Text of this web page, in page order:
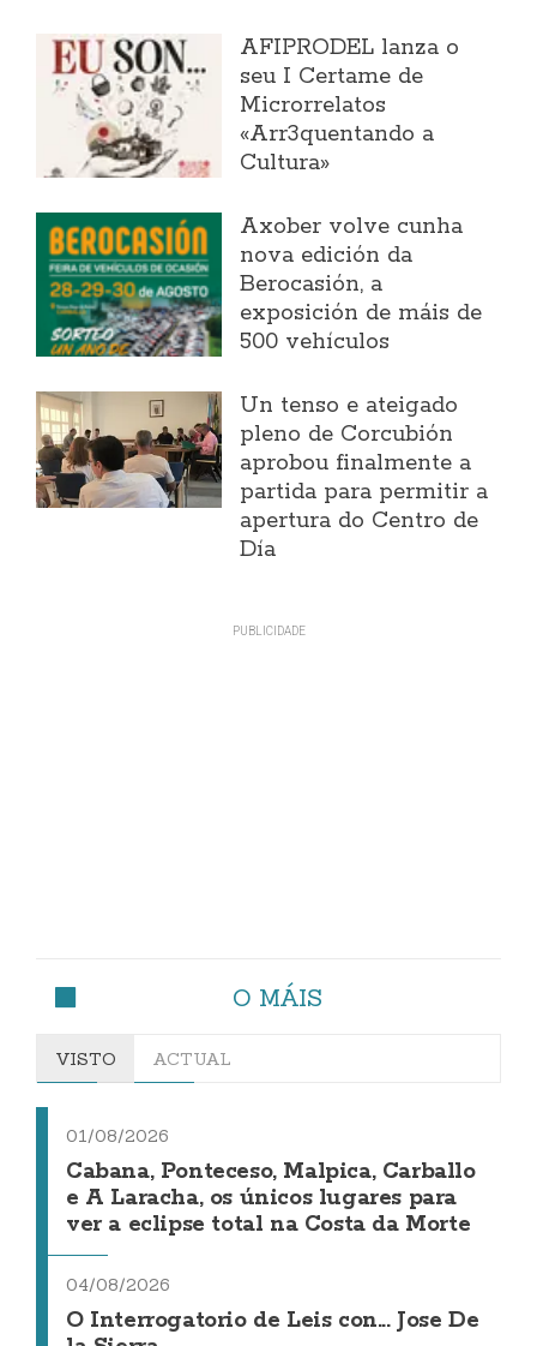
AFIPRODEL lanza o
seu I Certame de
Microrrelatos
«Arr3quentando a
Cultura»
Axober volve cunha
nova edición da
Berocasión, a
exposición de máis de
500 vehículos
Un tenso e ateigado
pleno de Corcubión
aprobou finalmente a
partida para permitir a
apertura do Centro de
Día
O MÁIS
VISTO ACTUAL
01/08/2026
Cabana, Ponteceso, Malpica, Carballo
e A Laracha, os únicos lugares para
ver a eclipse total na Costa da Morte
04/08/2026
O Interrogatorio de Leis con... Jose De